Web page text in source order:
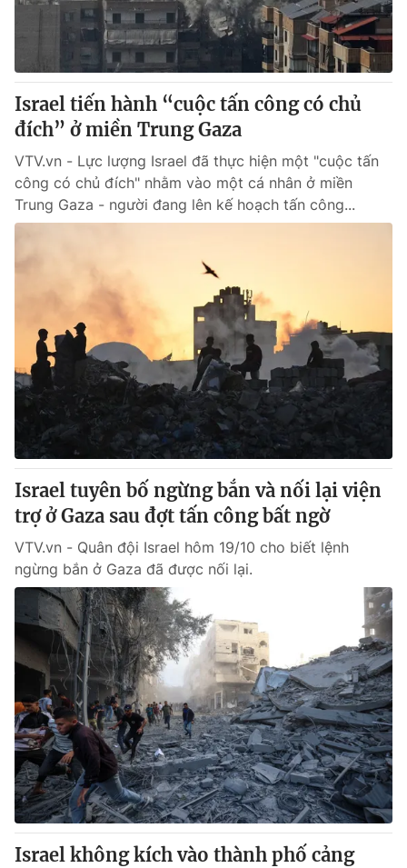
Sản phẩm
Thị trường
Tư vấn
Lịch phát sóng
Chuyên mục khác
Emagazine Podcast
Photo Infographic
VTV Money VTV Thể thao
VTV Sức khoẻ Bất động sản
Thị trường 24h Tấm lòng Việt
VTV4 Vươn mình bằng AI
VTV9 VTV8
Liên hệ tòa soạn English
THỜI BÁO VTV
Theo dõi báo trên
Cơ quan chủ quản:Đài Truyền hình Việt Nam
Cơ quan báo chí:Thời báo VTV
Giấy phép hoạt động báo in và báo điện tử số 483/GP-BTTTT
cấp ngày 29/12/2023
Tổng Biên tập:Vũ Thanh Thủy
Israel tiến hành “cuộc tấn công có chủ
đích” ở miền Trung Gaza
VTV.vn - Lực lượng Israel đã thực hiện một "cuộc tấn
công có chủ đích" nhằm vào một cá nhân ở miền
Trung Gaza - người đang lên kế hoạch tấn công...
Israel tuyên bố ngừng bắn và nối lại viện
trợ ở Gaza sau đợt tấn công bất ngờ
VTV.vn - Quân đội Israel hôm 19/10 cho biết lệnh
ngừng bắn ở Gaza đã được nối lại.
Israel không kích vào thành phố cảng